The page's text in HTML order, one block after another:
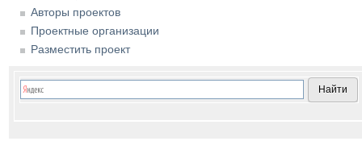
Авторы проектов
Проектные организации
Разместить проект